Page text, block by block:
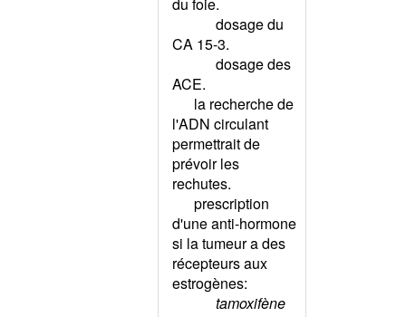
DOULEUR CHEZ L'ENFANT -
DOULEUR CHEZ L'ENFANT -
DOULEUR D'UN MEMBRE
INFERIEUR CHEZ L'ADULTE
DOULEUR D'UN MEMBRE
INFERIEUR CHEZ L'ENFANT
DOULEUR DE CROISSANCE
DOULEUR DE L'EPAULE
DOULEUR DE L'HYPOCONDRE
DOULEUR DE L'HYPOCONDRE
DOULEUR DE LA HANCHE
dosage du
CA 15-3.
dosage des
ACE.
la recherche de
l'ADN circulant
permettrait de
prévoir les
rechutes.
prescription
d'une anti-hormone
si la tumeur a des
récepteurs aux
estrogènes:
tamoxifène